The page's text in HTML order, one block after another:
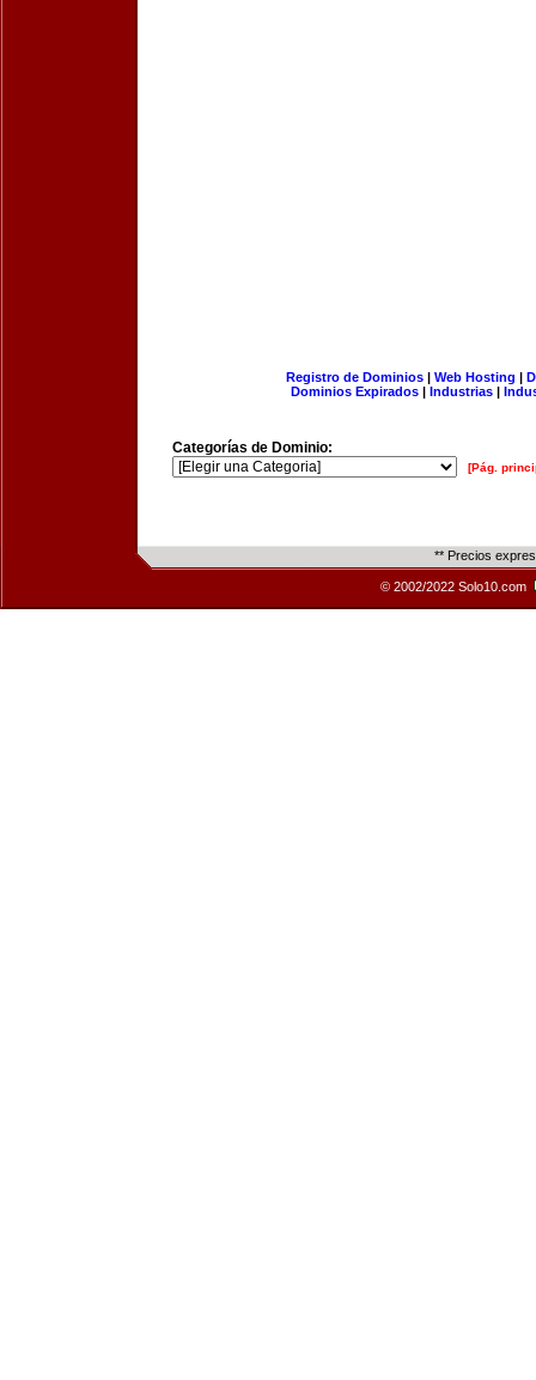
Registro de Dominios| Web Hosting |
Dominios Expirados | Industrias |
Categorías de Dominio:
[Pág.
** Precios
© 2002/2022 Solo10.com